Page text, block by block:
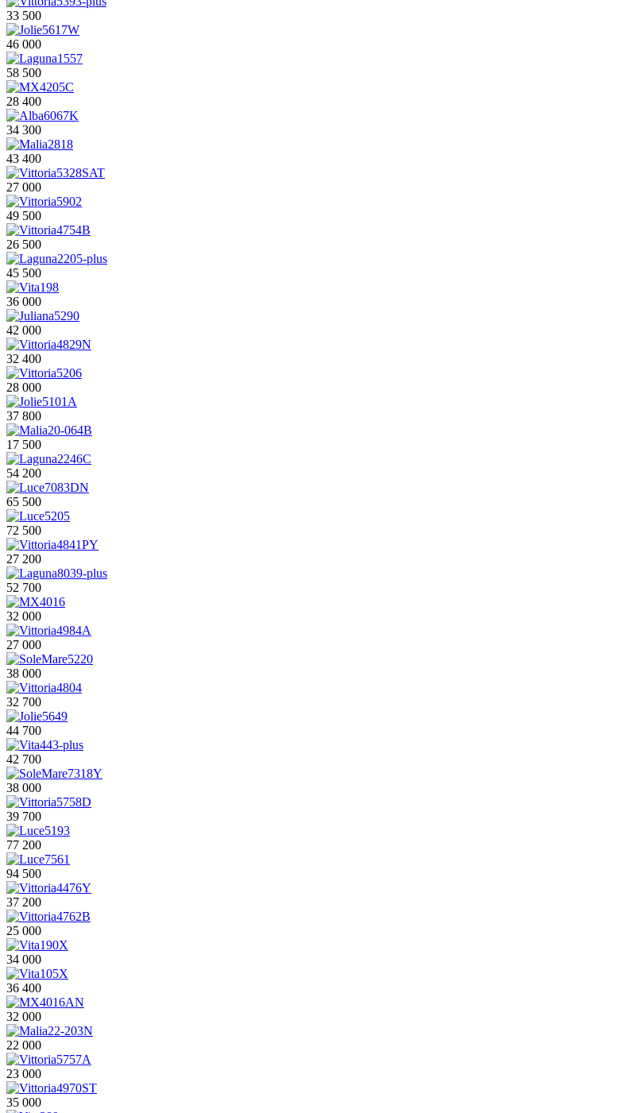
33 500
46 000
58 500
28 400
34 300
43 400
27 000
49 500
26 500
45 500
36 000
42 000
32 400
28 000
37 800
17 500
54 200
65 500
72 500
27 200
52 700
32 000
27 000
38 000
32 700
44 700
42 700
38 000
39 700
77 200
94 500
37 200
25 000
34 000
36 400
32 000
22 000
23 000
35 000